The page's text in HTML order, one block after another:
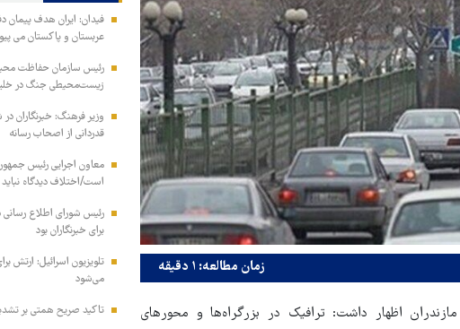
زمان مطالعه: ۱ دقیقه
اظهار داشت: ‌ترافیک در بزرگراه‌ها و محورهای
فیدان: ایران هدف
عربستان و پاکستان می
رئیس سازمان حفاظت
زیست‌محیطی جنگ در
وزیر فرهنگ: خبرنگاران در
قدردانی از اصحاب رسانه
معاون اجرایی رئیس
است/اختلاف دیدگاه
رئیس شورای اطلاع
برای خبرنگاران بود
تلویزیون اسرائیل: ارتش
می‌شود
تاکید صریح همتی بر